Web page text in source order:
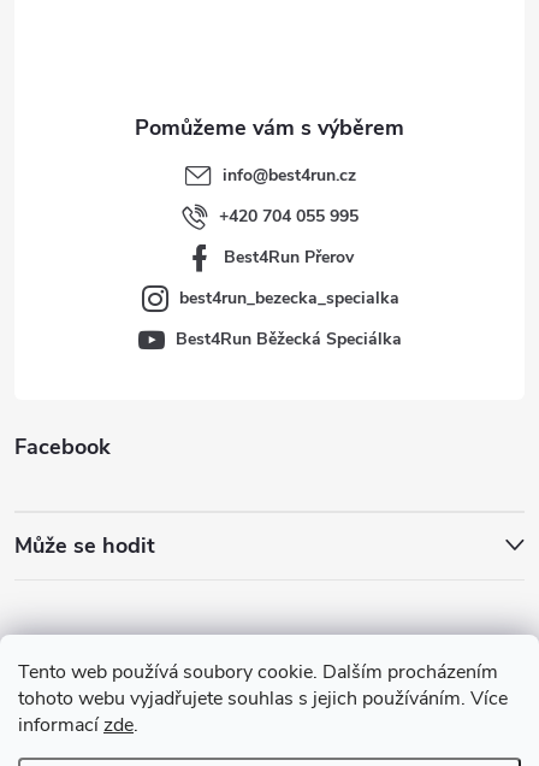
Tento web používá soubory cookie. Dalším procházením
tohoto webu vyjadřujete souhlas s jejich používáním. Více
informacízde.
Facebook
Může se hodit
info@best4run.cz
+420 704 055 995
Best4Run Přerov
best4run_bezecka_specialka
Best4Run Běžecká Speciálka